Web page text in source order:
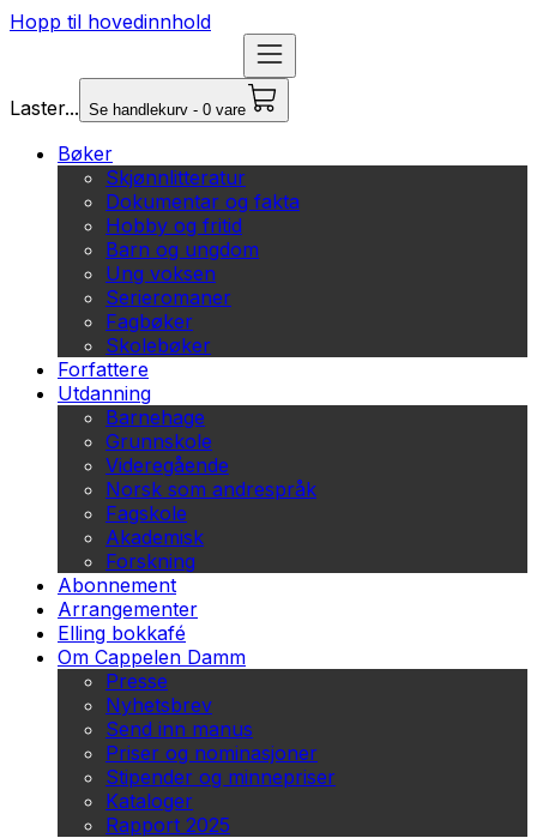
Hopp til hovedinnhold
Laster... Se handlekurv - 0 vare
Bøker
Skjønnlitteratur
Dokumentar og fakta
Hobby og fritid
Barn og ungdom
Ung voksen
Serieromaner
Fagbøker
Skolebøker
Forfattere
Utdanning
Barnehage
Grunnskole
Videregående
Norsk som andrespråk
Fagskole
Akademisk
Forskning
Abonnement
Arrangementer
Elling bokkafé
Om Cappelen Damm
Presse
Nyhetsbrev
Send inn manus
Priser og nominasjoner
Stipender og minnepriser
Kataloger
Rapport 2025